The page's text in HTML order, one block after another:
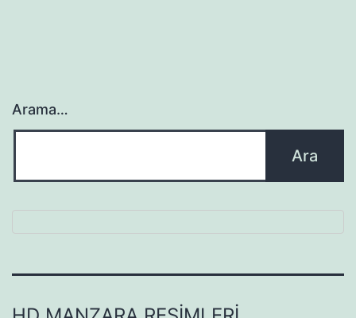
Arama…